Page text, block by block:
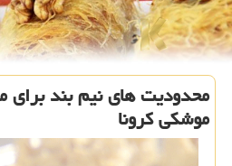
محدودیت های نیم بند برای
موشكی كرونا